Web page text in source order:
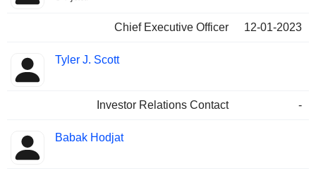
Chief Executive Officer 12-01-2023
Tyler J. Scott
Investor Relations Contact -
Babak Hodjat